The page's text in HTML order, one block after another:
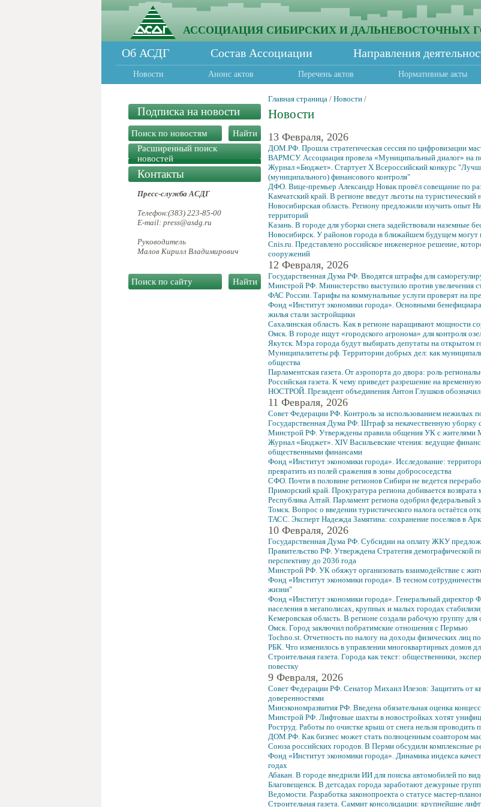
АССОЦИАЦИЯ СИБИРСКИХ И ДАЛЬНЕВОСТОЧНЫХ
Об АСДГ Состав Ассоциации Направления
Новости Анонс актов Перечень актов Нормативные акты
Подписка на новости
Расширенный поиск
новостей
Контакты
Пресс-служба АСДГ
Телефон:(383) 223-85-00
E-mail: press@asdg.ru
Руководитель
Малов Кирилл Владимирович
Главная страница / Новости /
Новости
13 Февраля, 2026
ДОМ.РФ. Прошла стратегическая сессия по цифровизации
ВАРМСУ. Ассоциация провела «Муниципальный диалог» на
Журнал «Бюджет». Стартует X Всероссийский конкурс
(муниципального) финансового контроля"
ДФО. Вице-премьер Александр Новак провёл совещание по
Камчатский край. В регионе введут льготы на туристический
Новосибирская область. Региону предложили изучить опыт
территорий
Казань. В городе для уборки снега задействовали наземные
Новосибирск. У районов города в ближайшем будущем могут
Cnis.ru. Представлено российское инженерное решение,
сооружений
12 Февраля, 2026
Государственная Дума РФ. Вводятся штрафы для
Минстрой РФ. Министерство выступило против увеличения
ФАС России. Тарифы на коммунальные услуги проверят на
Фонд «Институт экономики города». Основными
жилья стали застройщики
Сахалинская область. Как в регионе наращивают мощности
Омск. В городе ищут «городского агронома» для контроля
Якутск. Мэра города будут выбирать депутаты на открытом
Муниципалитеты.рф. Территории добрых дел: как
общества
Парламентская газета. От аэропорта до двора: роль
Российская газета. К чему приведет разрешение на
НОСТРОЙ. Президент объединения Антон Глушков
11 Февраля, 2026
Совет Федерации РФ. Контроль за использованием
Государственная Дума РФ. Штраф за некачественную уборку
Минстрой РФ. Утверждены правила общения УК с
Журнал «Бюджет». XIV Васильевские чтения: ведущие
общественными финансами
Фонд «Институт экономики города». Исследование:
превратить из полей сражения в зоны добрососедства
СФО. Почти в половине регионов Сибири не ведется
Приморский край. Прокуратура региона добивается
Республика Алтай. Парламент региона одобрил федеральный
Томск. Вопрос о введении туристического налога остаётся
ТАСС. Эксперт Надежда Замятина: сохранение поселков в
10 Февраля, 2026
Государственная Дума РФ. Субсидии на оплату ЖКУ
Правительство РФ. Утверждена Стратегия демографической
перспективу до 2036 года
Минстрой РФ. УК обяжут организовать взаимодействие с
Фонд «Институт экономики города». В тесном
жизни"
Фонд «Институт экономики города». Генеральный директор
населения в мегаполисах, крупных и малых городах
Кемеровская область. В регионе создали рабочую группу
Омск. Город заключил побратимские отношения с Пермью
Tochno.st. Отчетность по налогу на доходы физических лиц
РБК. Что изменилось в управлении многоквартирных домов
Строительная газета. Города как текст: общественники,
повестку
9 Февраля, 2026
Совет Федерации РФ. Сенатор Михаил Илезов: Защитить от
доверенностями
Минэкономразвития РФ. Введена обязательная оценка
Минстрой РФ. Лифтовые шахты в новостройках хотят
Роструд. Работы по очистке крыш от снега нельзя проводить
ДОМ.РФ. Как бизнес может стать полноценным соавтором
Союза российских городов. В Перми обсудили комплексные
Фонд «Институт экономики города». Динамика индекса
годах
Абакан. В городе внедрили ИИ для поиска автомобилей по
Благовещенск. В детсадах города заработают дежурные
Ведомости. Разработка законопроекта о статусе мастер-
Строительная газета. Саммит консолидации: крупнейшие